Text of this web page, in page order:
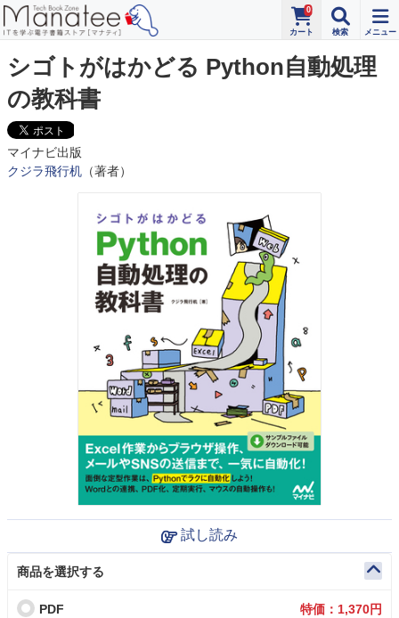
0
シゴトがはかどる Python自動処理
の教科書
マイナビ出版
クジラ飛行机 （著者）
試し読み
商品を選択する
PDF
特価：1,370円